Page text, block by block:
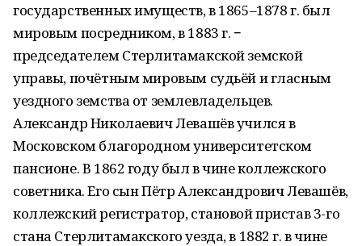
государственных имуществ, в 1865–1878 г. был
мировым посредником, в 1883 г. −
председателем Стерлитамакской земской
управы, почётным мировым судьёй и гласным
уездного земства от землевладельцев.
Александр Николаевич Левашёв учился в
Московском благородном университетском
пансионе. В 1862 году был в чине коллежского
советника. Его сын Пётр Александрович Левашёв,
коллежский регистратор, становой пристав 3-го
стана Стерлитамакского уезда, в 1882 г. в чине